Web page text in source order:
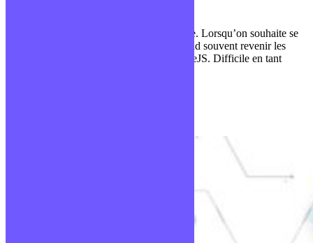
Le monde du développement web est vaste. Lorsqu’on souhaite se
spécialiser dans la partie frontend, on entend souvent revenir les
mêmes technologies: Angular, React et VueJS. Difficile en tant